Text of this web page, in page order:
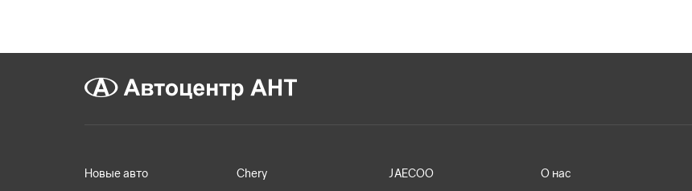
Новые авто Chery JAECOO О нас